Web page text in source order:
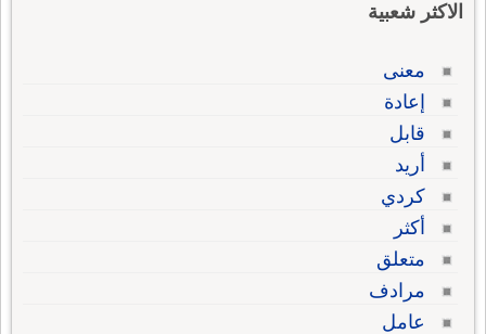
الاكثر شعبية
معنى
إعادة
قابل
أريد
كردي
أكثر
متعلق
مرادف
عامل